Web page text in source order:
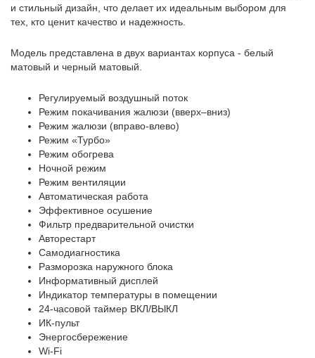
и стильный дизайн, что делает их идеальным выбором для
тех, кто ценит качество и надежность.
Модель представлена в двух вариантах корпуса - белый
матовый и черный матовый.
Регулируемый воздушный поток
Режим покачивания жалюзи (вверх–вниз)
Режим жалюзи (вправо-влево)
Режим «Турбо»
Режим обогрева
Ночной режим
Режим вентиляции
Автоматическая работа
Эффективное осушение
Фильтр предварительной очистки
Авторестарт
Самодиагностика
Разморозка наружного блока
Информативный дисплей
Индикатор температуры в помещении
24-часовой таймер ВКЛ/ВЫКЛ
ИК-пульт
Энергосбережение
Wi-Fi